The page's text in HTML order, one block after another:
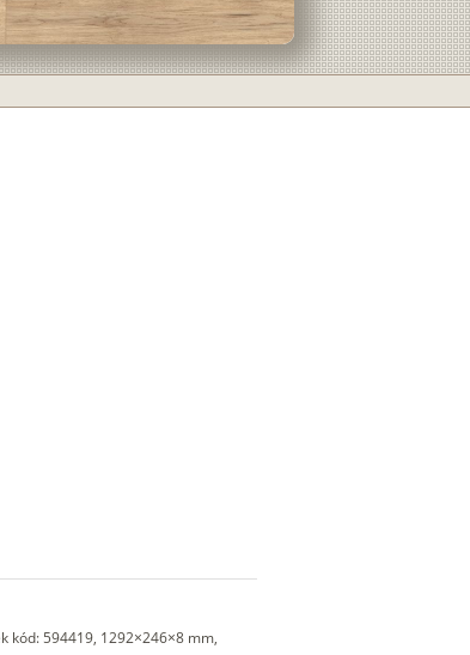
kód: 594419, 1292×246×8 mm,